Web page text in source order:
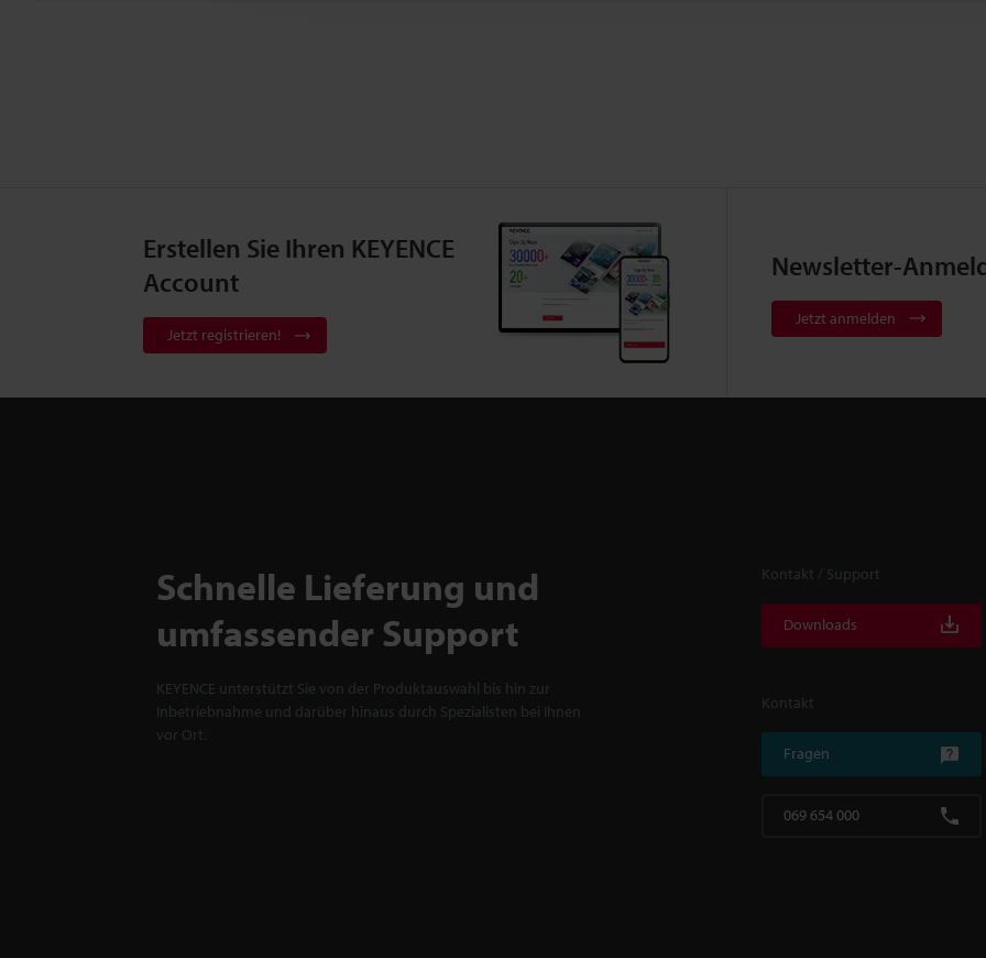
Erstellen Sie Ihren KEYENCE
Account
Jetzt registrieren!
Newsletter-
Jetzt anmelden
Schnelle Lieferung und
umfassender Support
KEYENCE unterstützt Sie von der Produktauswahl bis hin zur
Inbetriebnahme und darüber hinaus durch Spezialisten bei Ihnen
vor Ort.
Kontakt / Support
Downloads
Kontakt
Fragen
069 654 000